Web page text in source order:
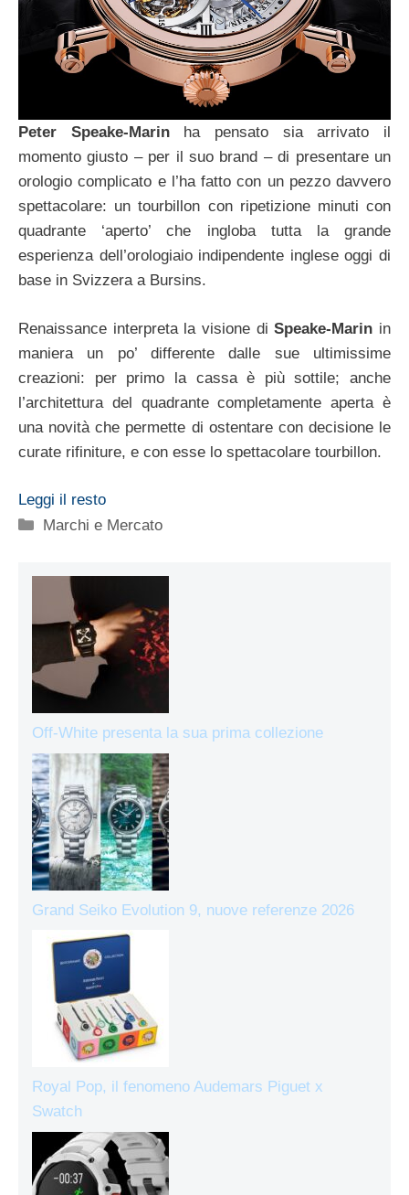
Peter Speake-Marinha pensato sia arrivato il
momento giusto – per il suo brand – di presentare un
orologio complicato e l’ha fatto con un pezzo davvero
spettacolare: un tourbillon con ripetizione minuti con
quadrante ‘aperto’ che ingloba tutta la grande
esperienza dell’orologiaio indipendente inglese oggi di
base in Svizzera a Bursins.
Renaissance interpreta la visione diSpeake-Marin in
maniera un po’ differente dalle sue ultimissime
creazioni: per primo la cassa è più sottile; anche
l’architettura del quadrante completamente aperta è
una novità che permette di ostentare con decisione le
curate rifiniture, e con esse lo spettacolare tourbillon.
Leggi il resto
Categorie
Marchi e Mercato
Off-White presenta la sua prima collezione
Grand Seiko Evolution 9, nuove referenze 2026
Royal Pop, il fenomeno Audemars Piguet x
Swatch